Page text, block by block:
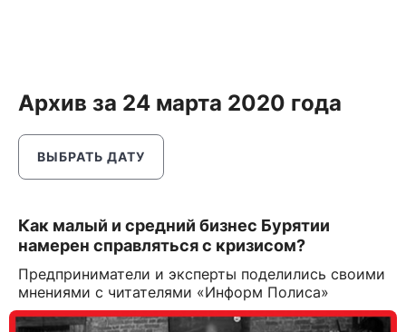
Архив за 24 марта 2020 года
ВЫБРАТЬ ДАТУ
Как малый и средний бизнес Бурятии
намерен справляться с кризисом?
Предприниматели и эксперты поделились своими
мнениями с читателями «Информ Полиса»